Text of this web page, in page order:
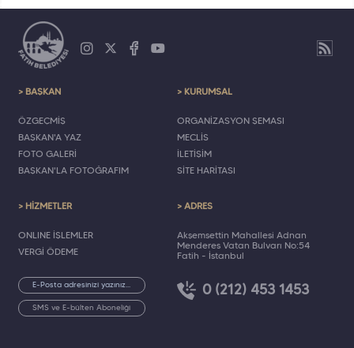
> BAŞKAN
ÖZGEÇMİŞ
BAŞKAN'A YAZ
FOTO GALERİ
BAŞKAN'LA FOTOĞRAFIM
> KURUMSAL
ORGANİZASYON ŞEMASI
MECLİS
İLETİŞİM
SİTE HARİTASI
> HİZMETLER
ONLINE İŞLEMLER
VERGİ ÖDEME
SMS ve E-bülten Aboneliği
> ADRES
Akşemsettin Mahallesi Adnan
Menderes Vatan Bulvarı No:54
Fatih - İstanbul
0 (212) 453 1453